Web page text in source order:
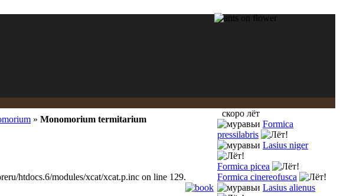
» Monomorium termitarium
htdocs.6/modules/xcat/xcat.p.inc on line 129.
скоро лёт
Formica
pressilabris
Lasius niger
Formica picea
Formica cinereofusca
Lasius alienus